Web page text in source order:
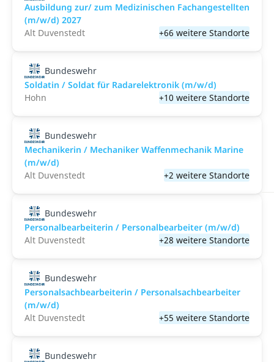
Ausbildung zur/ zum Medizinischen Fachangestellten
(m/w/d) 2027
Alt Duvenstedt
+66 weitere Standorte
Bundeswehr
Soldatin / Soldat für Radarelektronik (m/w/d)
Hohn
+10 weitere Standorte
Bundeswehr
Mechanikerin / Mechaniker Waffenmechanik Marine
(m/w/d)
Alt Duvenstedt
+2 weitere Standorte
Bundeswehr
Personalbearbeiterin / Personalbearbeiter (m/w/d)
Alt Duvenstedt
+28 weitere Standorte
Bundeswehr
Personalsachbearbeiterin / Personalsachbearbeiter
(m/w/d)
Alt Duvenstedt
+55 weitere Standorte
Bundeswehr